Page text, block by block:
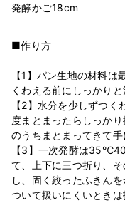
■作り方
【1】パン生地の材料
くわえる前にしっかりと
【2】水分を少しずつ
度まとまったらしっか
のうちまとまってきて
【3】一次発酵は
て、上下に三つ折り、
し、固く絞ったふきん
ついて扱いにくいとき